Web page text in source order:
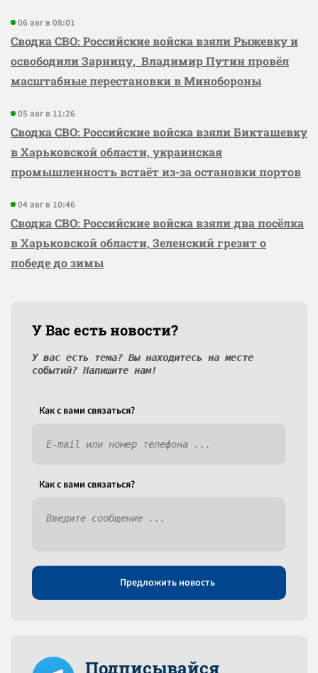
06 авг в 08:01
Сводка СВО: Российские войска взяли Рыжевку и
освободили Зарницу, Владимир Путин провёл
масштабные перестановки в Минобороны
05 авг в 11:26
Сводка СВО: Российские войска взяли Бикташевку
в Харьковской области, украинская
промышленность встаёт из-за остановки портов
04 авг в 10:46
Сводка СВО: Российские войска взяли два посёлка
в Харьковской области, Зеленский грезит о
победе до зимы
У Вас есть новости?
У вас есть тема? Вы находитесь на месте
событий? Напишите нам!
Как c вами связаться?
Как c вами связаться?
Предложить новость
Подписывайся